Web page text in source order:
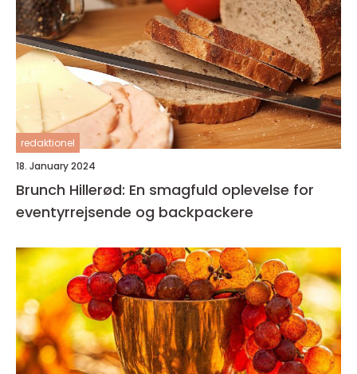
redaktionel
18. January 2024
Brunch Hillerød: En smagfuld oplevelse for
eventyrrejsende og backpackere